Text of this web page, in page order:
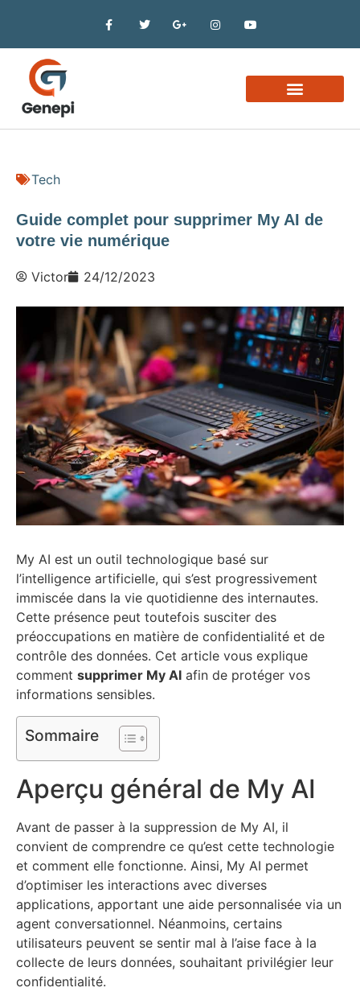
Tech
Guide complet pour supprimer My AI de
votre vie numérique
Victor 24/12/2023
My AI est un outil technologique basé sur
l’intelligence artificielle, qui s’est progressivement
immiscée dans la vie quotidienne des internautes.
Cette présence peut toutefois susciter des
préoccupations en matière de confidentialité et de
contrôle des données. Cet article vous explique
comment supprimer My AI afin de protéger vos
informations sensibles.
Sommaire
Aperçu général de My AI
Avant de passer à la suppression de My AI, il
convient de comprendre ce qu’est cette technologie
et comment elle fonctionne. Ainsi, My AI permet
d’optimiser les interactions avec diverses
applications, apportant une aide personnalisée via un
agent conversationnel. Néanmoins, certains
utilisateurs peuvent se sentir mal à l’aise face à la
collecte de leurs données, souhaitant privilégier leur
confidentialité.